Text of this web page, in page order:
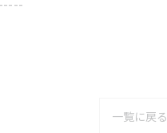
一覧に戻る